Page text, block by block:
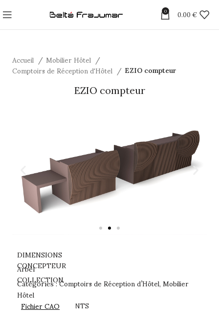
0 0.00 €
Accueil Mobilier Hôtel
Comptoirs de Réception d'Hôtel EZIO compteur
EZIO compteur
DIMENSIONS
CONCEPTEUR
Arbel
COLLECTION
Catégories :Comptoirs de Réception d’Hôtel, Mobilier
Hôtel
TÉLÉCHARGEMENTS
Fichier CAO